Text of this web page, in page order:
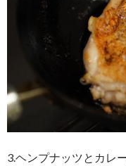
3.ヘンプナッツとカレ